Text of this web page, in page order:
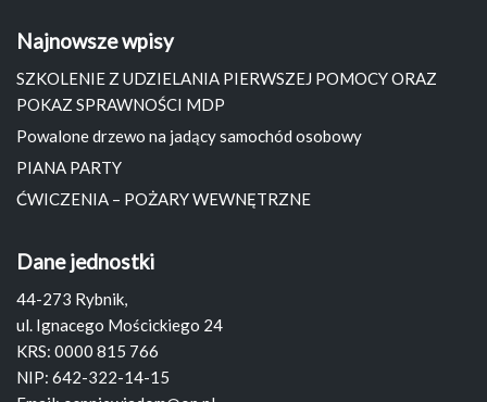
Najnowsze wpisy
SZKOLENIE Z UDZIELANIA PIERWSZEJ POMOCY ORAZ
POKAZ SPRAWNOŚCI MDP
Powalone drzewo na jadący samochód osobowy
PIANA PARTY
ĆWICZENIA – POŻARY WEWNĘTRZNE
Dane jednostki
44-273 Rybnik,
ul. Ignacego Mościckiego 24
KRS: 0000 815 766
NIP: 642-322-14-15